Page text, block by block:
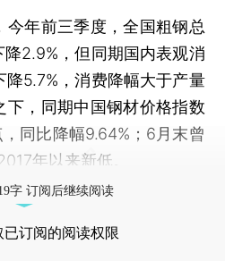
年前三季度，全国粗钢总
2.9%，但同期国内表观消
5.7%，消费降幅大于产量
下，同期中国钢材价格指数
，同比降幅9.64%；6月末曾
年以来新低。
字 订阅后继续阅读
已订阅的阅读权限